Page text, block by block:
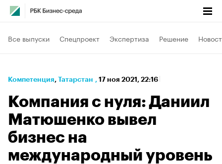
Все выпуски Спецпроект Экспертиза Решение
Компетенция⁠, Татарстан , 17 ноя 2021, 22:16
Компания с нуля: Даниил
Матюшенко вывел
бизнес на
международный уровень